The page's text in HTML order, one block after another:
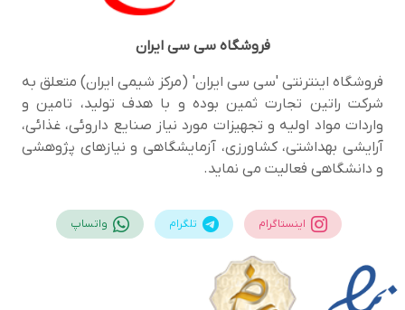
فروشگاهسی سی ایران
فروشگاه اینترنتی 'سی سی ایران' (مرکز شیمی ایران) متعلق به
شرکت راتین تجارت ثمین بوده و با هدف تولید، تامین و
واردات مواد اولیه و تجهیزات مورد نیاز صنایع داروئی، غذائی،
آرایشی بهداشتی، کشاورزی، آزمایشگاهی و نیازهای پژوهشی
و دانشگاهی فعالیت می نماید.
اینستاگرام تلگرام واتساپ